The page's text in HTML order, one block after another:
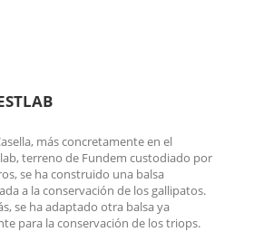
más concretamente en el
terreno de Fundem custodiado por
se ha construido una balsa
a la conservación de los gallipatos.
se ha adaptado otra balsa ya
para la conservación de los triops.